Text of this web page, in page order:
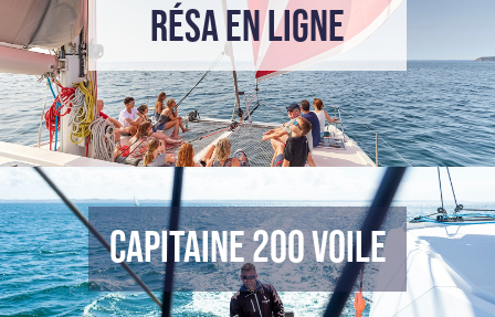
RÉSA EN LIGNE
CAPITAINE 200 Voile